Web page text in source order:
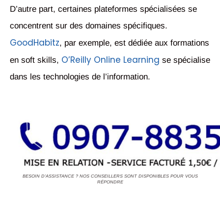
D’autre part, certaines plateformes spécialisées se
concentrent sur des domaines spécifiques.
GoodHabitz, par exemple, est dédiée aux formations
en soft skills, O’Reilly Online Learning se spécialise
dans les technologies de l’information.
BESOIN D'ASSISTANCE ? NOS CONSEILLERS SONT DISPONIBLES POUR VOUS
RÉPONDRE